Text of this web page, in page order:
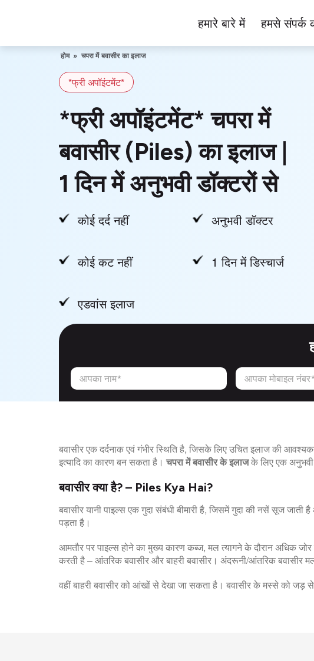
content
Ka
हमारे बारे में हमसे संपर्क
होम » चपरा में बवासीर का इलाज
*फ्री अपॉइंटमेंट*
*फ्री अपॉइंटमेंट* चपरा में
बवासीर (Piles) का इलाज |
1 दिन में अनुभवी डॉक्टरों से
कोई दर्द नहीं अनुभवी डॉक्टर
कोई कट नहीं 1 दिन में डिस्चार्ज
एडवांस इलाज
आपका नाम* आपका मोबाइल नंबर*
बवासीर एक दर्दनाक एवं गंभीर स्थिति है, जिसके लिए उचित इलाज की
इत्यादि का कारण बन सकता है। चपरा में बवासीर के इलाजके लिए एक अनुभवी
बवासीर क्या है? – Piles Kya Hai?
बवासीर यानी पाइल्स एक गुदा संबंधी बीमारी है, जिसमें गुदा की नसें सूज
पड़ता है।
आमतौर पर पाइल्स होने का मुख्य कारण कब्ज, मल त्यागने के दौरान अधिक
करती है – आंतरिक बवासीर और बाहरी बवासीर। अंदरूनी/आंतरिक बवासीर
वहीं बाहरी बवासीर को आंखों से देखा जा सकता है। बवासीर के मस्से को